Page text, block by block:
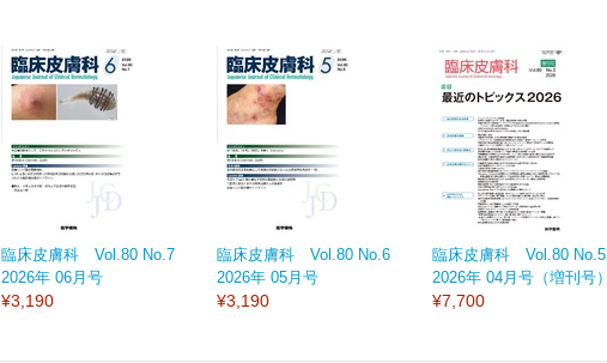
臨床皮膚科 Vol.80 No.7
2026年 06月号
¥3,190
臨床皮膚科 Vol.80 No.6
2026年 05月号
¥3,190
臨床皮膚科 Vol.80 No.5
2026年 04月号（増刊号）
¥7,700